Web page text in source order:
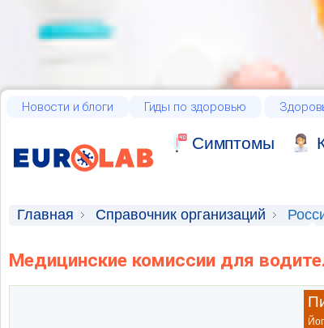
Новости и блоги Гиды по здоровью
Cимптомы
Главная Справочник организаций
Медицинские комиссии для